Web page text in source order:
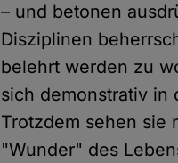
– und betonen
Disziplinen
belehrt werden zu
sich demonstrativ in
Trotzdem sehen sie
"Wunder" des